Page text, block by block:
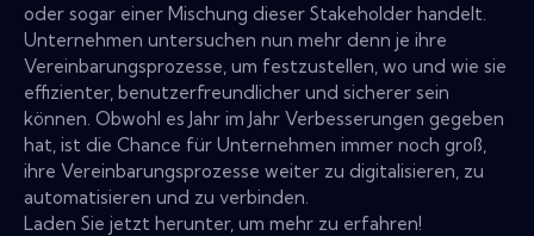
oder sogar einer Mischung dieser Stakeholder handelt.
Unternehmen untersuchen nun mehr denn je ihre
Vereinbarungsprozesse, um festzustellen, wo und wie sie
effizienter, benutzerfreundlicher und sicherer sein
können. Obwohl es Jahr im Jahr Verbesserungen gegeben
hat, ist die Chance für Unternehmen immer noch groß,
ihre Vereinbarungsprozesse weiter zu digitalisieren, zu
automatisieren und zu verbinden.
Laden Sie jetzt herunter, um mehr zu erfahren!